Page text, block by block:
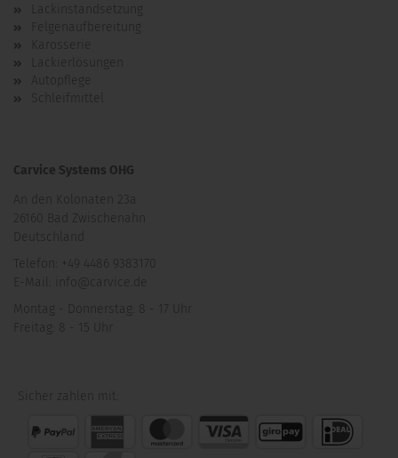
Lackinstandsetzung
Felgenaufbereitung
Karosserie
Lackierlösungen
Autopflege
Schleifmittel
Carvice Systems OHG
An den Kolonaten 23a
26160 Bad Zwischenahn
Deutschland
Telefon: +49 4486 9383170
E-Mail: info@carvice.de
Montag - Donnerstag: 8 - 17 Uhr
Freitag: 8 - 15 Uhr
Sicher zahlen mit: